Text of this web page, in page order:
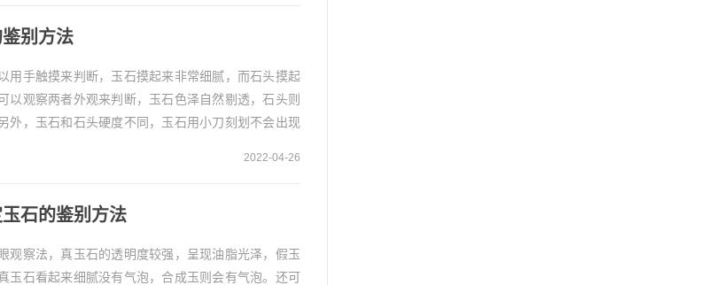
别方法
用手触摸来判断，玉石摸起来非常细腻，而石头摸起
以观察两者外观来判断，玉石色泽自然剔透，石头则
外，玉石和石头硬度不同，玉石用小刀刻划不会出现
2022-04-26
石的鉴别方法
观察法，真玉石的透明度较强，呈现油脂光泽，假玉
玉石看起来细腻没有气泡，合成玉则会有气泡。还可